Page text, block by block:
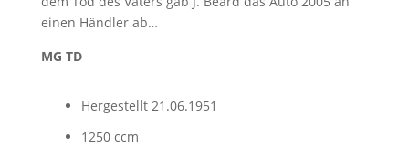
einen Händler ab…
MG TD
Hergestellt 21.06.1951
1250 ccm